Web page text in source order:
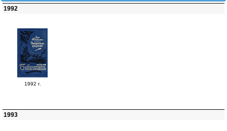
1992
1992 г.
1993